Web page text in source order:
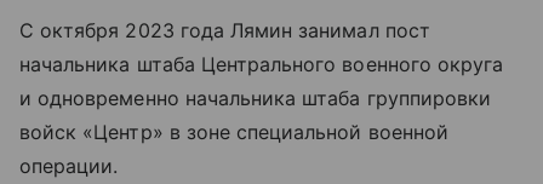
С октября 2023 года Лямин занимал пост
начальника штаба Центрального военного округа
и одновременно начальника штаба группировки
войск «Центр» в зоне специальной военной
операции.